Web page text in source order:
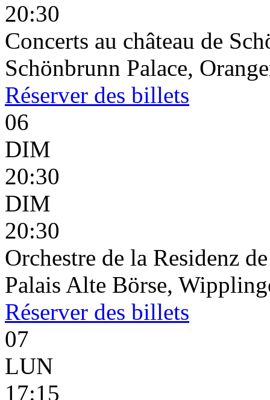
20:30
Concerts au château de
Schönbrunn Palace,
Réserver des billets
06
DIM
20:30
DIM
20:30
Orchestre de la Residenz
Palais Alte Börse,
Réserver des billets
07
LUN
17:15